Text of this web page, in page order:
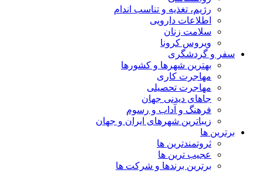
رژیم، تغذیه و تناسب اندام
اطلاعات دارویی
سلامت زنان
ویروس کرونا
سفر و گردشگری
بهترین شهرها و کشورها
مهاجرت کاری
مهاجرت تحصیلی
جاهای دیدنی جهان
فرهنگ و آداب و رسوم
زیباترین شهرهای ایران و جهان
برترین ها
ثروتمندترین ها
عجیب ترین ها
برترین برندها و شرکت ها